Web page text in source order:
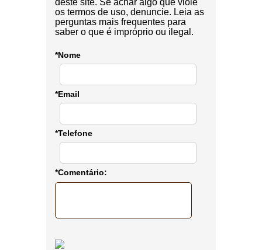
os termos de uso, denuncie. Leia as
perguntas mais frequentes para
saber o que é impróprio ou ilegal.
*Nome
*Email
*Telefone
*Comentário: